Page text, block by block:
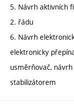
5. Návrh aktivních
2. řádu
6. Návrh
elektronicky
usměrňovač,
stabilizátorem